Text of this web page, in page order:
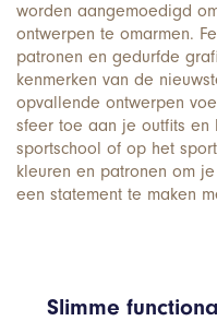
worden aangemoedigd
ontwerpen te omarmen.
patronen en gedurfde
kenmerken van de
opvallende ontwerpen
sfeer toe aan je outfits
sportschool of op het
kleuren en patronen om
een statement te maken
Slimme